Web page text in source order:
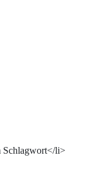
Schlagwort</li>